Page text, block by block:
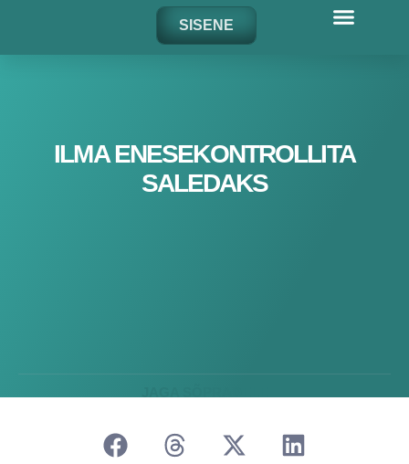
content
SISENE
ILMA ENESEKONTROLLITA
SALEDAKS